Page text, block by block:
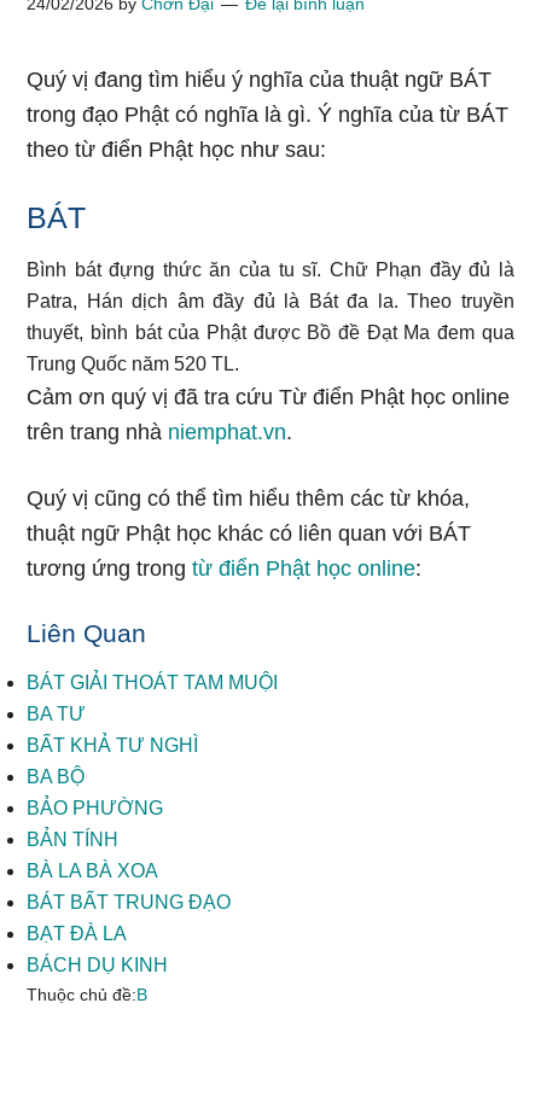
Quý vị đang tìm hiểu ý nghĩa của thuật ngữ BÁT
trong đạo Phật có nghĩa là gì. Ý nghĩa của từ BÁT
theo từ điển Phật học như sau:
BÁT
Bình bát đựng thức ăn của tu sĩ. Chữ Phạn đầy đủ là
Patra, Hán dịch âm đầy đủ là Bát đa la. Theo truyền
thuyết, bình bát của Phật được Bồ đề Đạt Ma đem qua
Trung Quốc năm 520 TL.
Cảm ơn quý vị đã tra cứu Từ điển Phật học online
trên trang nhà niemphat.vn.
Quý vị cũng có thể tìm hiểu thêm các từ khóa,
thuật ngữ Phật học khác có liên quan với BÁT
tương ứng trongtừ điển Phật học online:
Liên Quan
BÁT GIẢI THOÁT TAM MUỘI
BA TƯ
BẤT KHẢ TƯ NGHÌ
BA BỘ
BẢO PHƯỜNG
BẢN TÍNH
BÀ LA BÀ XOA
BÁT BẤT TRUNG ĐẠO
BẠT ĐÀ LA
BÁCH DỤ KINH
Thuộc chủ đề:B